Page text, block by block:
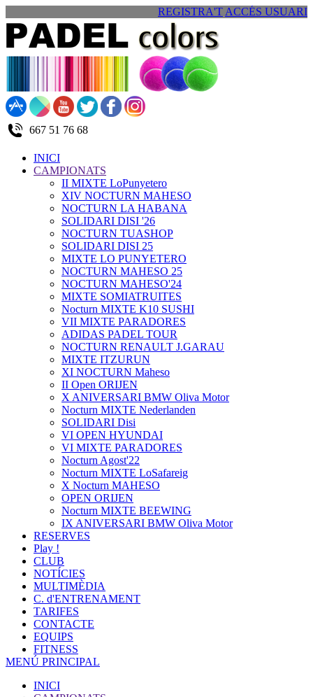
REGISTRA'T ACCÉS USUARI
667 51 76 68
INICI
CAMPIONATS
II MIXTE LoPunyetero
XIV NOCTURN MAHESO
NOCTURN LA HABANA
SOLIDARI DISI '26
NOCTURN TUASHOP
SOLIDARI DISI 25
MIXTE LO PUNYETERO
NOCTURN MAHESO 25
NOCTURN MAHESO'24
MIXTE SOMIATRUITES
Nocturn MIXTE K10 SUSHI
VII MIXTE PARADORES
ADIDAS PADEL TOUR
NOCTURN RENAULT J.GARAU
MIXTE ITZURUN
XI NOCTURN Maheso
II Open ORIJEN
X ANIVERSARI BMW Oliva Motor
Nocturn MIXTE Nederlanden
SOLIDARI Disi
VI OPEN HYUNDAI
VI MIXTE PARADORES
Nocturn Agost'22
Nocturn MIXTE LoSafareig
X Nocturn MAHESO
OPEN ORIJEN
Nocturn MIXTE BEEWING
IX ANIVERSARI BMW Oliva Motor
RESERVES
Play !
CLUB
NOTÍCIES
MULTIMÈDIA
C. d'ENTRENAMENT
TARIFES
CONTACTE
EQUIPS
FITNESS
MENÚ PRINCIPAL
INICI